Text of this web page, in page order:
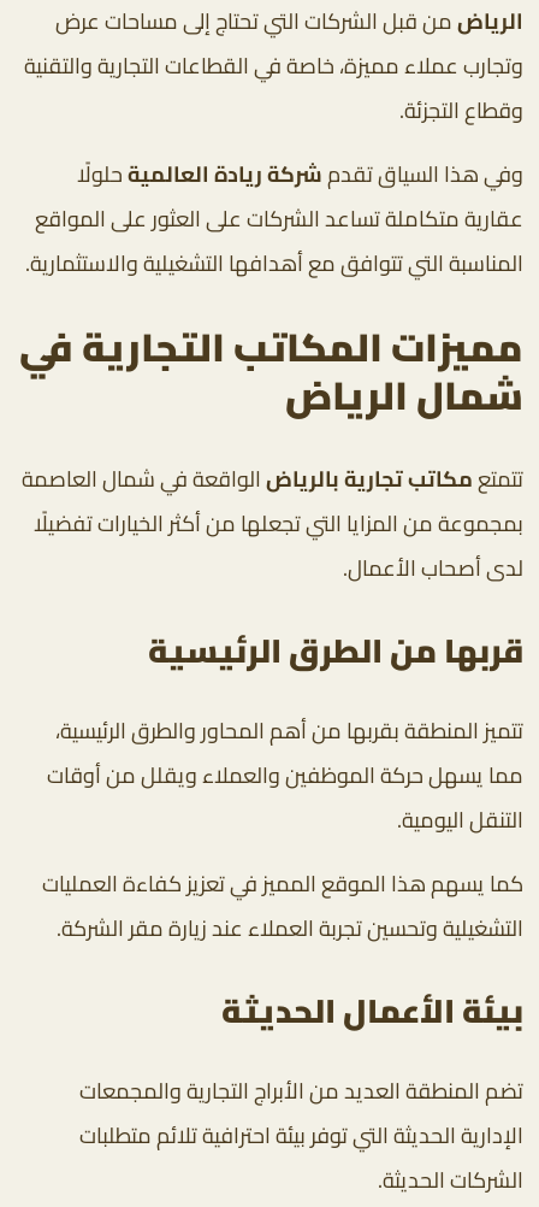
الرياضمن قبل الشركات التي تحتاج إلى مساحات عرض
وتجارب عملاء مميزة، خاصة في القطاعات التجارية والتقنية
وقطاع التجزئة.
وفي هذا السياق تقدمشركة ريادة العالميةحلولًا
عقارية متكاملة تساعد الشركات على العثور على المواقع
المناسبة التي تتوافق مع أهدافها التشغيلية والاستثمارية.
مميزات المكاتب التجارية في
شمال الرياض
تتمتعمكاتب تجارية بالرياضالواقعة في شمال العاصمة
بمجموعة من المزايا التي تجعلها من أكثر الخيارات تفضيلًا
لدى أصحاب الأعمال.
قربها من الطرق الرئيسية
تتميز المنطقة بقربها من أهم المحاور والطرق الرئيسية،
مما يسهل حركة الموظفين والعملاء ويقلل من أوقات
التنقل اليومية.
كما يسهم هذا الموقع المميز في تعزيز كفاءة العمليات
التشغيلية وتحسين تجربة العملاء عند زيارة مقر الشركة.
بيئة الأعمال الحديثة
تضم المنطقة العديد من الأبراج التجارية والمجمعات
الإدارية الحديثة التي توفر بيئة احترافية تلائم متطلبات
الشركات الحديثة.